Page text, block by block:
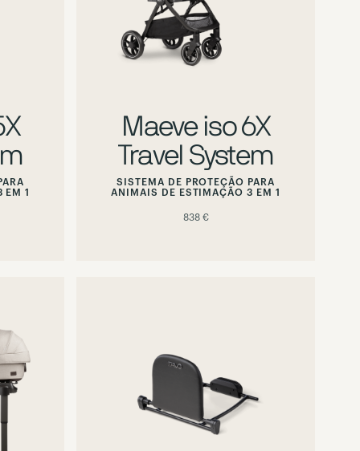
EM 1
Maeve iso 6X
Travel System
SISTEMA DE PROTEÇÃO PARA
ANIMAIS DE ESTIMAÇÃO 3 EM 1
838 €
preview
alternate
image